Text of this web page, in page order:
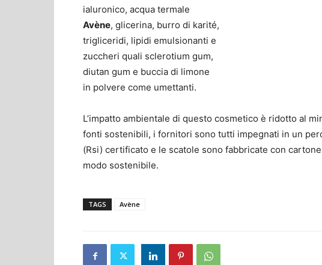
ialuronico, acqua termale
Avène, glicerina, burro di karité,
trigliceridi, lipidi emulsionanti e
zuccheri quali sclerotium gum,
diutan gum e buccia di limone
in polvere come umettanti.
L’impatto ambientale di questo cosmetico è ridotto al
fonti sostenibili, i fornitori sono tutti impegnati in un
(Rsi) certificato e le scatole sono fabbricate con
modo sostenibile.
TAGS Avène